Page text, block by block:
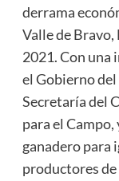
derrama
Valle de Bravo,
2021. Con una
el Gobierno del
Secretaría del
para el
ganadero para
productores de